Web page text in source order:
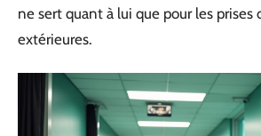
ne sert quant à lui que pour les prises
extérieures.